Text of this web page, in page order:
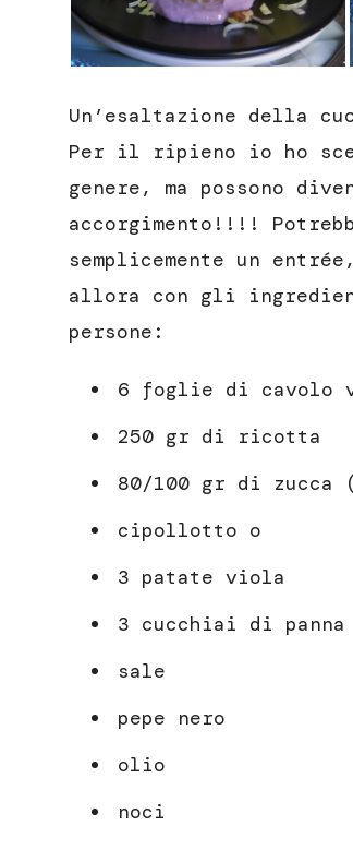
Un’esaltazione della
Per il ripieno io ho
genere, ma possono
accorgimento!!!!
semplicemente un
allora con gli
persone:
6 foglie di cavolo
250 gr di ricotta
80/100 gr di
cipollotto o
3 patate viola
3 cucchiai di
sale
pepe nero
olio
noci